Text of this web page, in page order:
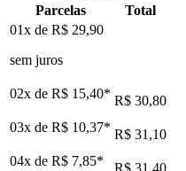
Parcelas
Total
01x de R$ 29,90
sem juros
02x de R$ 15,40* R$ 30,80
03x de R$ 10,37* R$ 31,10
04x de R$ 7,85*
R$ 31,40